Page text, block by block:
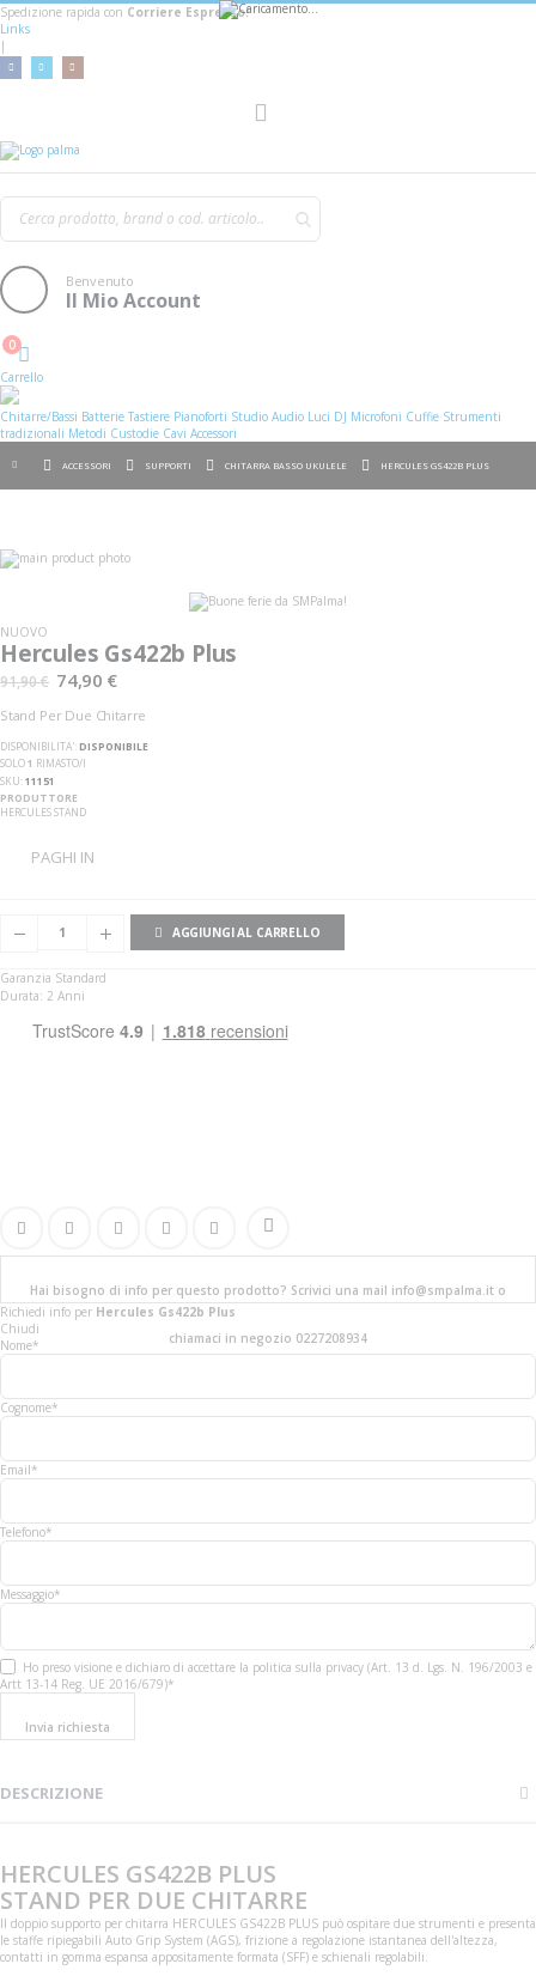
Spedizione rapida con Corriere Espresso!
Links
|
Benvenuto
Il Mio Account
Cart
0
Carrello
Chitarre/Bassi Batterie Tastiere Pianoforti Studio Audio Luci DJ Microfoni Cuffie Strumenti
tradizionali Metodi Custodie Cavi Accessori
ACCESSORI SUPPORTI CHITARRA BASSO UKULELE HERCULES GS422B PLUS
Vai
alla
galleria
di
immagini
galleria
di
immagini
NUOVO
Hercules Gs422b Plus
91,90 € 74,90 €
Stand Per Due Chitarre
DISPONIBILITA':DISPONIBILE
SOLO1 RIMASTO/I
SKU 11151
PRODUTTORE
HERCULES STAND
PAGHI IN
AGGIUNGI AL CARRELLO
Garanzia Standard
Durata: 2 Anni
Hai bisogno di info per questo prodotto? Scrivici una mail info@smpalma.it o
chiamaci in negozio 0227208934
Richiedi info per Hercules Gs422b Plus
Chiudi
Nome*
Cognome*
Email*
Telefono*
Messaggio*
Ho preso visione e dichiaro di accettare la politica sulla privacy (Art. 13 d. Lgs. N. 196/2003 e
Artt 13-14 Reg. UE 2016/679)*
Invia richiesta
DESCRIZIONE
HERCULES GS422B PLUS
STAND PER DUE CHITARRE
Il doppio supporto per chitarra HERCULES GS422B PLUS può ospitare due strumenti e presenta
le staffe ripiegabili Auto Grip System (AGS), frizione a regolazione istantanea dell'altezza,
contatti in gomma espansa appositamente formata (SFF) e schienali regolabili.